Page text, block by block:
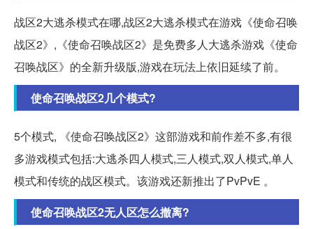
战区2大逃杀模式在哪,战区2大逃杀模式在游戏《使命召唤
战区2》,《使命召唤战区2》是免费多人大逃杀游戏《使命
召唤战区》的全新升级版,游戏在玩法上依旧延续了前。
使命召唤战区2几个模式?
5个模式, 《使命召唤战区2》这部游戏和前作差不多,有很
多游戏模式包括:大逃杀四人模式,三人模式,双人模式,单人
模式和传统的战区模式。该游戏还新推出了PvPvE 。
使命召唤战区2无人区怎么撤离?